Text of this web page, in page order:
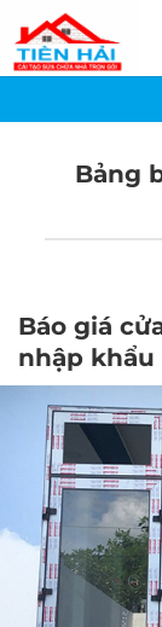
qua
nội
Bảng
Báo giá
nhập khẩu
Báo
Hà